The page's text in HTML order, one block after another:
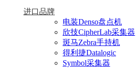
进口品牌
电装Denso盘点机
欣技CipherLab采集器
斑马Zebra手持机
得利捷Datalogic
Symbol采集器